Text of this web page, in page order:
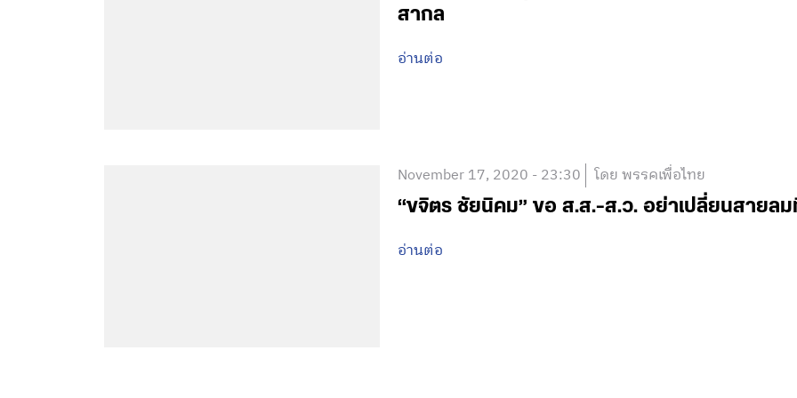
สากล
อ่านต่อ
November 17, 2020 - 23:30 โดย พรรคเพื่อไทย
“ขจิตร ชัยนิคม” ขอ ส.ส.-ส.ว. อย่าเปลี่ยนสายล
อ่านต่อ